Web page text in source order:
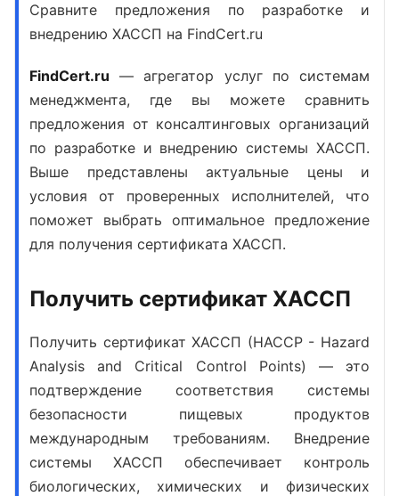
Сравните предложения по разработке и
внедрению ХАССП на FindCert.ru
FindCert.ru — агрегатор услуг по системам
менеджмента, где вы можете сравнить
предложения от консалтинговых организаций
по разработке и внедрению системы ХАССП.
Выше представлены актуальные цены и
условия от проверенных исполнителей, что
поможет выбрать оптимальное предложение
для получения сертификата ХАССП.
Получить сертификат ХАССП
Получить сертификат ХАССП (HACCP - Hazard
Analysis and Critical Control Points) — это
подтверждение соответствия системы
безопасности пищевых продуктов
международным требованиям. Внедрение
системы ХАССП обеспечивает контроль
биологических, химических и физических